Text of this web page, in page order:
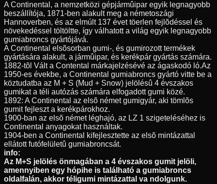
A Continental, a nemzetközi gépjármûipar egyik legnagyobb
beszállítója, 1871-ben alakult meg a németoszági
Hannoverben, és az elmúlt 137 évet töerlen fejlõdéssel és
növekedéssel töltöltte, így válhatott a világ egyik legnagyobb
gumiabroncs gyártójává.
A Continental elsõsorban gumi-, és gumirozott termékek
gyártására alakult, a jármûipar, és kerékpár gyártás számára.
1882-tõl Vált a Contental márkajelzésévé az ágaskodó ló.Az
1950-es évekbe, a Continental gumiabroncs gyártó vitte be a
köztudatba az M + S (Mud + Snow) jelölésû 4 évszakos
gumikat a téli autózás számára elfogadott gumi közé.
1892: A Continental az elsõ német gumigyár, aki tömlõs
gumit fejleszt a kerékpárokhoz.
1900-ban az elsõ német léghajó, az LZ 1 szigeteléséhez is
Continental anyagokat használtak.
1904-ben a Continental kifejlesztette az elsõ mintázattal
ellátott futófelületû gumiabroncsát.
info:
Az M+S jelölés önmagában a 4 évszakos gumit jelöli,
amennyiben egy hópihe is található a gumiabroncs
oldalfalán, akkor téligumi mintázattal va ndolgunk.